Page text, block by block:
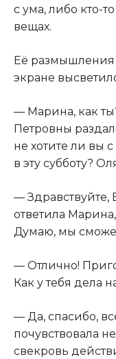
с ума, либо кто-
вещах.
Её размышления
экране
— Марина, как
Петровны
не хотите ли вы
в эту субботу?
— Здравствуйте,
ответила
Думаю, мы
— Отлично!
Как у тебя дела
— Да, спасибо,
почувствовала
свекровь